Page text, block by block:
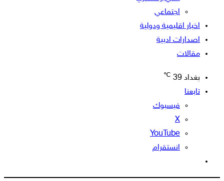
اجتماعي
اخبار اقليمية ودولية
اصدارات ادبية
مقالات
بغداد 39
℃
تابعنا
فيسبوك
‫X
‫YouTube
انستقرام
المظلم